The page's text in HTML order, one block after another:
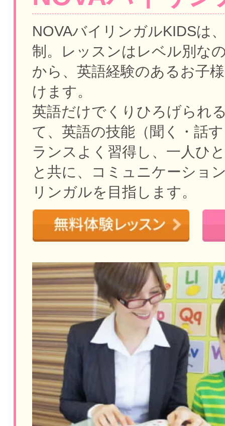
NOVAバイリンガルKIDSは
制。
レッスンはレベル別な
から、英語経験のあるお子
けます。
英語だけでくりひろげられ
て、英語の技能（聞く・話
ランスよく習得し、一人ひ
と共に、コミュニケーショ
リンガルを目指します。